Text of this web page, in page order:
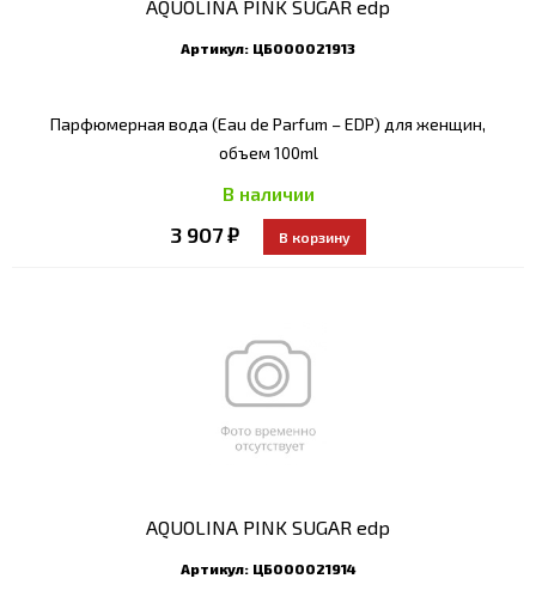
AQUOLINA PINK SUGAR edp
Артикул: ЦБ000021913
Парфюмерная вода (Eau de Parfum – EDP) для женщин,
объем 100ml
В наличии
3 907 ₽
AQUOLINA PINK SUGAR edp
Артикул: ЦБ000021914